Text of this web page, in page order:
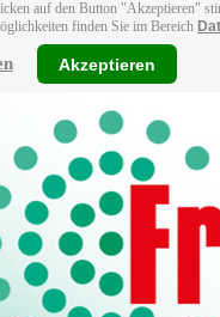
auf den Button "Akzeptieren"
finden Sie im Bereich
Akzeptieren